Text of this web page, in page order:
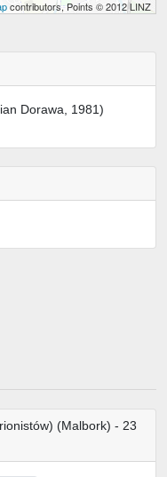
contributors, Points © 2012 LINZ
Dorawa, 1981)
(Malbork) - 23